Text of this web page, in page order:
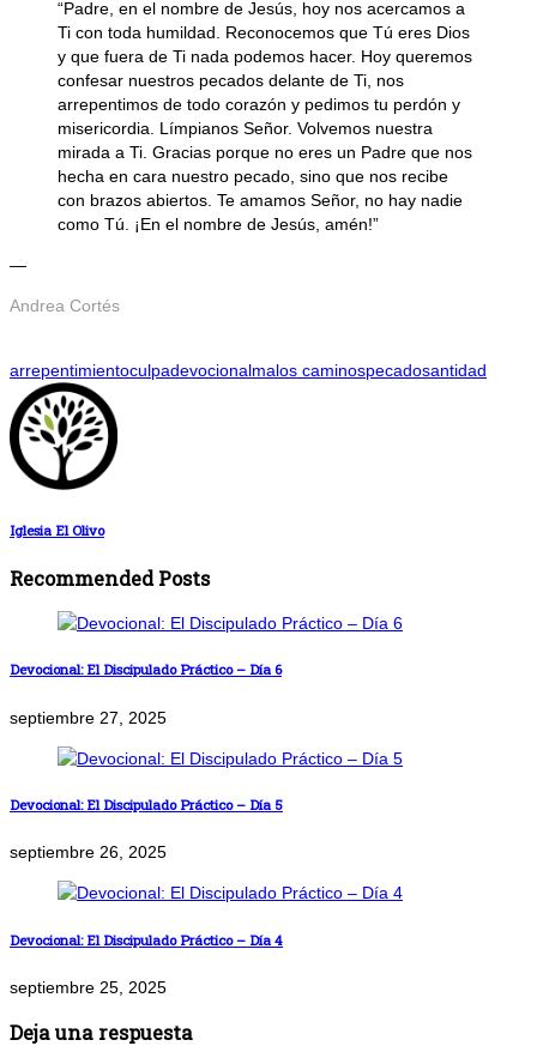
“Padre, en el nombre de Jesús, hoy nos acercamos a
Ti con toda humildad. Reconocemos que Tú eres Dios
y que fuera de Ti nada podemos hacer. Hoy queremos
confesar nuestros pecados delante de Ti, nos
arrepentimos de todo corazón y pedimos tu perdón y
misericordia. Límpianos Señor. Volvemos nuestra
mirada a Ti. Gracias porque no eres un Padre que nos
hecha en cara nuestro pecado, sino que nos recibe
con brazos abiertos. Te amamos Señor, no hay nadie
como Tú. ¡En el nombre de Jesús, amén!”
—
Andrea Cortés
arrepentimientoculpadevocionalmalos caminospecadosantidad
Iglesia El Olivo
Recommended Posts
Devocional: El Discipulado Práctico – Día 6
septiembre 27, 2025
Devocional: El Discipulado Práctico – Día 5
septiembre 26, 2025
Devocional: El Discipulado Práctico – Día 4
septiembre 25, 2025
Deja una respuesta